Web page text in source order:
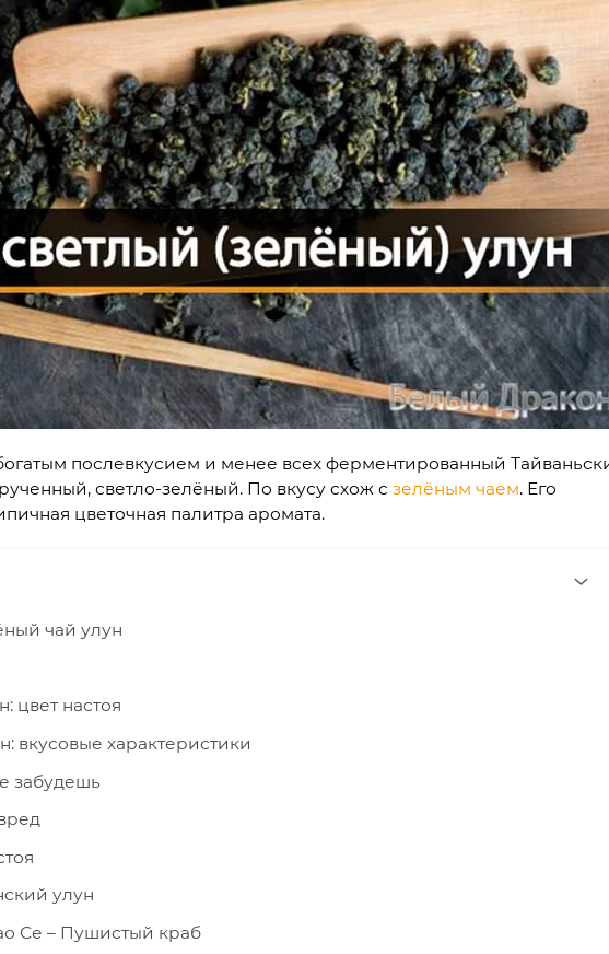
послевкусием и менее всех ферментированный
светло-зелёный. По вкусу схож с зелёным чаем. Его
цветочная палитра аромата.
чай улун
цвет настоя
вкусовые характеристики
забудешь
улун
Се – Пушистый краб